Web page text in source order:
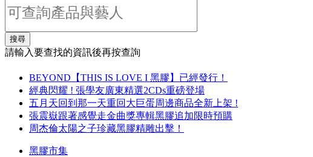
搜尋
請輸入要查找的資訊後再按查詢
BEYOND【THIS IS LOVE I 黑膠】已經發行！
經典閃耀 ! 張學友廣東精選2CDs重磅登場
五月天回到那一天重回大巨蛋周邊商品全新上架 !
張震嶽跟著感覺走金曲獎專輯黑膠追加限時預購
周杰倫太陽之子珍藏黑膠精雕出擊！
黑膠市集